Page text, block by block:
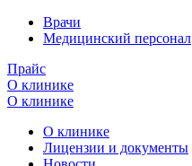
Врачи
Медицинский персонал
Прайс
О клинике
О клинике
О клинике
Лицензии и документы